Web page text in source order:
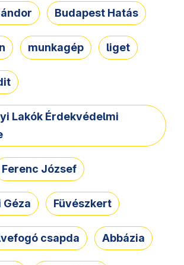
Budapest Hatás
munkagép liget
Lakók Érdekvédelmi
Ferenc József
Géza Füvészkert
csapda Abbázia